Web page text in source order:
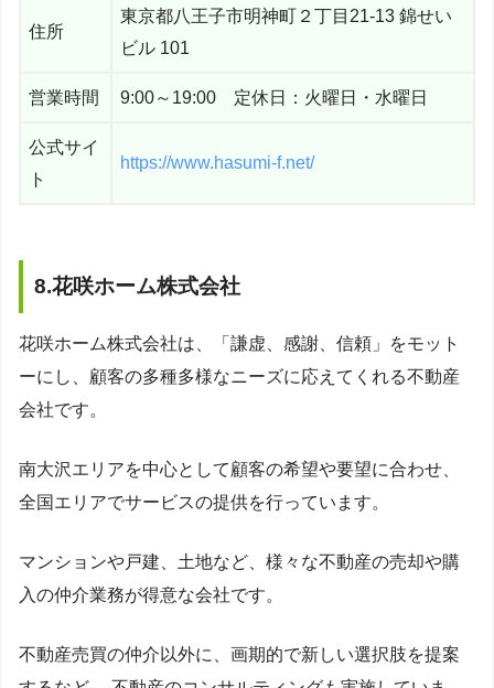
住所
東京都八王子市明神町２丁目21-13 錦せい
ビル 101
営業時間 9:00～19:00 定休日：火曜日・水曜日
公式サイ
ト
https://www.hasumi-f.net/
8.花咲ホーム株式会社
花咲ホーム株式会社は、「謙虚、感謝、信頼」をモット
ーにし、顧客の多種多様なニーズに応えてくれる不動産
会社です。
南大沢エリアを中心として顧客の希望や要望に合わせ、
全国エリアでサービスの提供を行っています。
マンションや戸建、土地など、様々な不動産の売却や購
入の仲介業務が得意な会社です。
不動産売買の仲介以外に、画期的で新しい選択肢を提案